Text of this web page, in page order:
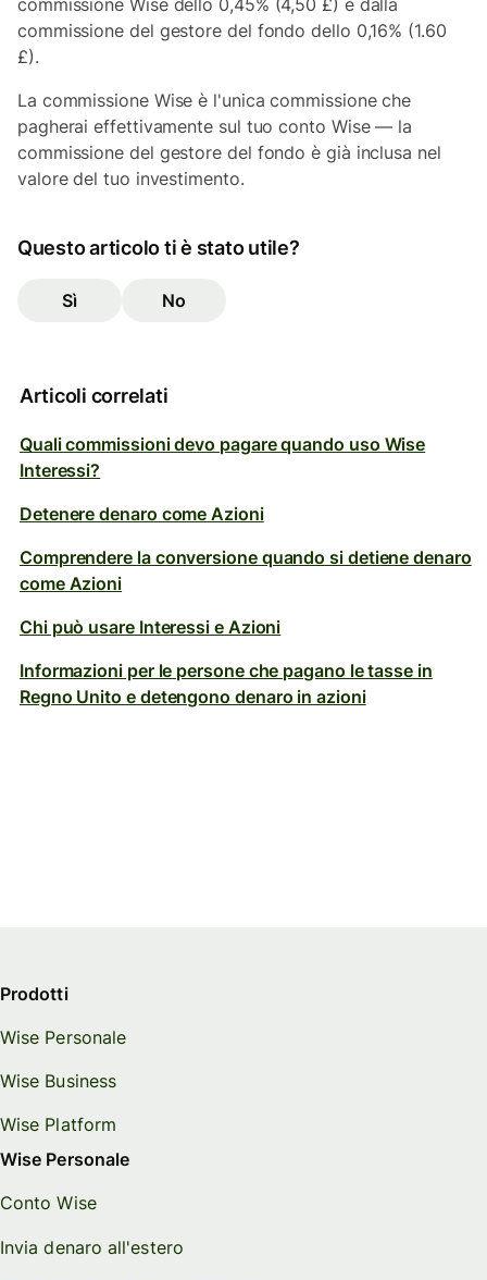
commissione Wise dello 0,45% (4,50 £) e dalla
commissione del gestore del fondo dello 0,16% (1.60
£).
La commissione Wise è l'unica commissione che
pagherai effettivamente sul tuo conto Wise — la
commissione del gestore del fondo è già inclusa nel
valore del tuo investimento.
Questo articolo ti è stato utile?
Sì No
Articoli correlati
Quali commissioni devo pagare quando uso Wise
Interessi?
Detenere denaro come Azioni
Comprendere la conversione quando si detiene denaro
come Azioni
Chi può usare Interessi e Azioni
Informazioni per le persone che pagano le tasse in
Regno Unito e detengono denaro in azioni
Prodotti
Wise Personale
Wise Business
Wise Platform
Wise Personale
Conto Wise
Invia denaro all'estero